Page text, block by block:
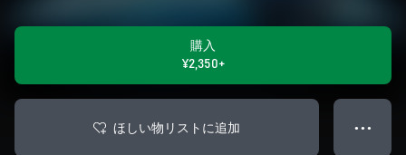
購入
¥2,350+
ほしい物リストに追加 ● ● ●